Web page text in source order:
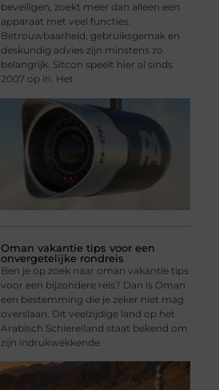
beveiligen, zoekt meer dan alleen een
apparaat met veel functies.
Betrouwbaarheid, gebruiksgemak en
deskundig advies zijn minstens zo
belangrijk. Sitcon speelt hier al sinds
2007 op in. Het
Oman vakantie tips voor een
onvergetelijke rondreis
Ben je op zoek naar oman vakantie tips
voor een bijzondere reis? Dan is Oman
een bestemming die je zeker niet mag
overslaan. Dit veelzijdige land op het
Arabisch Schiereiland staat bekend om
zijn indrukwekkende